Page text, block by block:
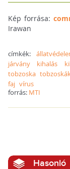
Kép forrása:
Irawan
címkék:
járvány
kihalás
tobzoska tobzoskák
faj vírus
forrás: MTI
Hasonló